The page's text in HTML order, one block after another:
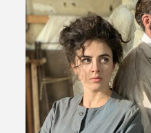
connexion